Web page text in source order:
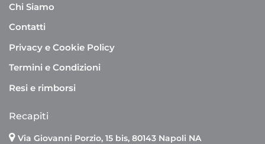
Chi Siamo
Contatti
Privacy e Cookie Policy
Termini e Condizioni
Resi e rimborsi
Recapiti
Via Giovanni Porzio, 15 bis, 80143 Napoli NA